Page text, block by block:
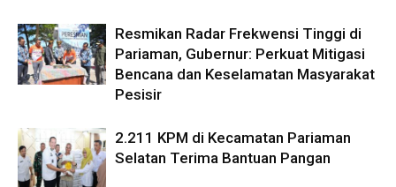
Resmikan Radar Frekwensi Tinggi di
Pariaman, Gubernur: Perkuat Mitigasi
Bencana dan Keselamatan Masyarakat
Pesisir
2.211 KPM di Kecamatan Pariaman
Selatan Terima Bantuan Pangan